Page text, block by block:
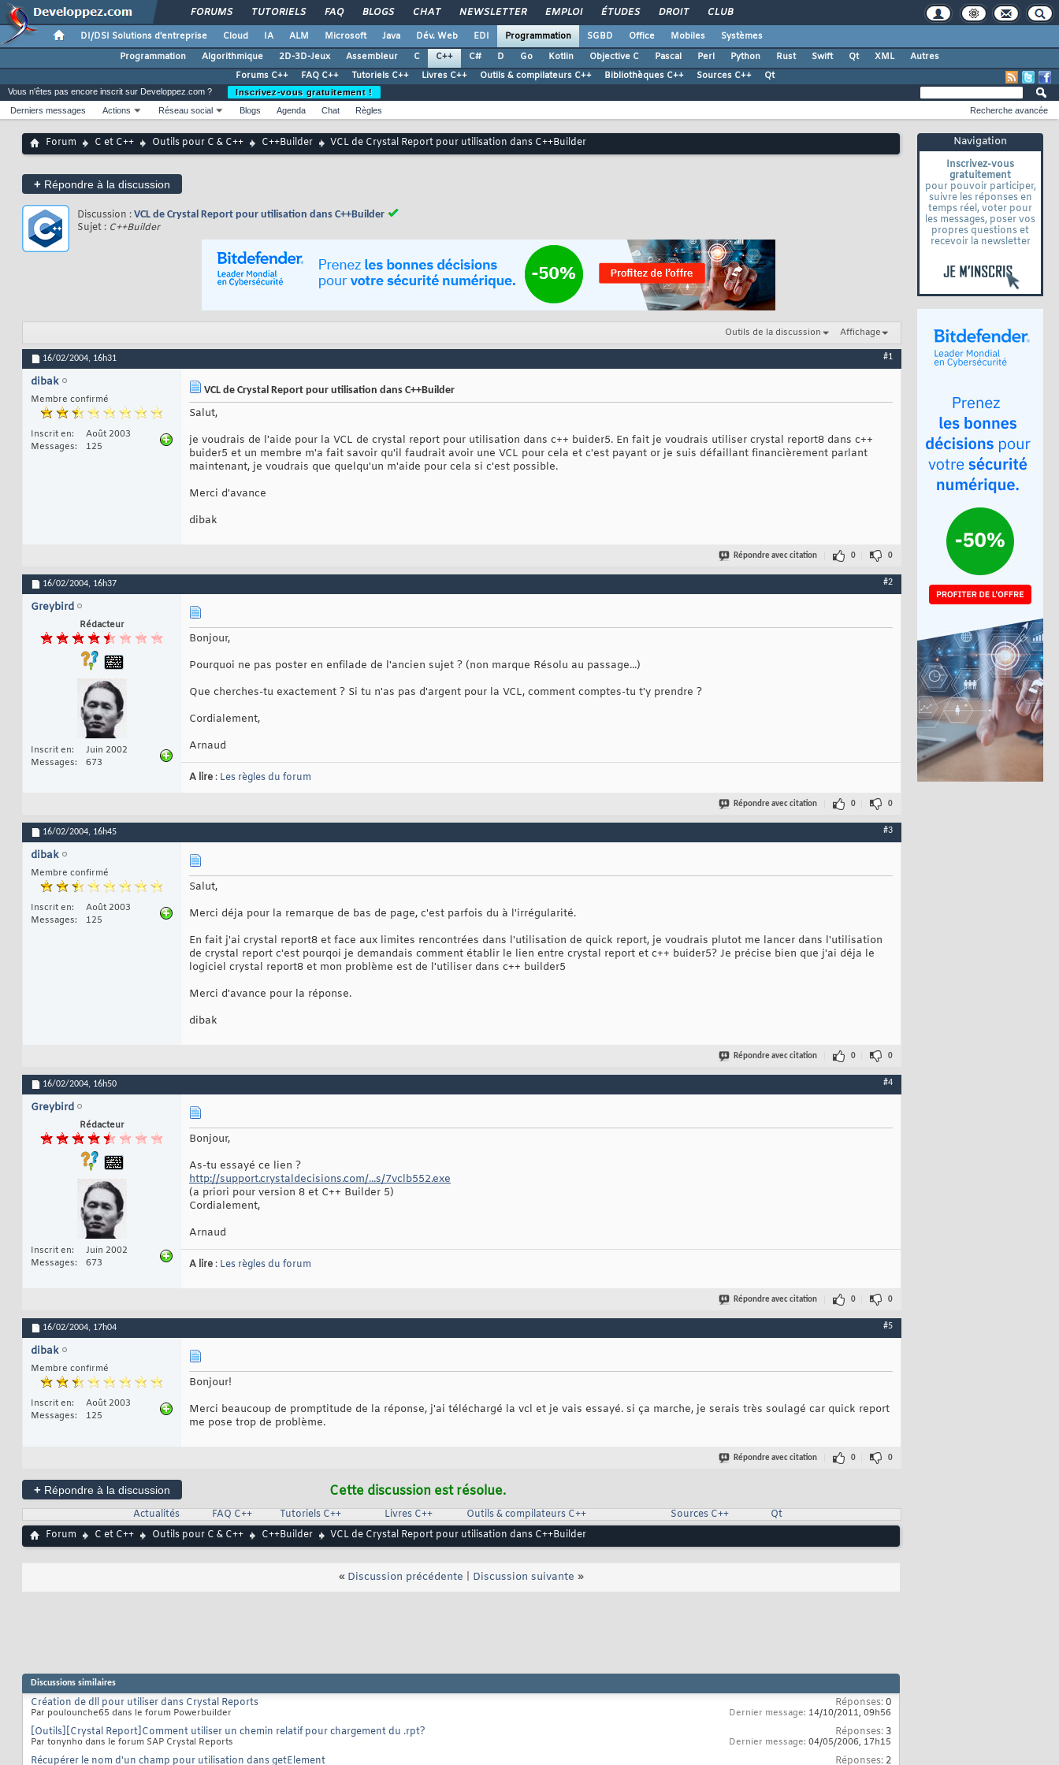
FORUMS TUTORIELS FAQ BLOGS CHAT NEWSLETTER EMPLOI ÉTUDES DROIT CLUB
DI/DSI Solutions d'entreprise Cloud IA ALM Microsoft Java Dév. Web EDI Programmation SGBD Office Mobiles
Systèmes
Programmation
Algorithmique 2D-3D-Jeux Assembleur C C++ C# D Go Kotlin Objective C Pascal Perl Python Rust Swift Qt XML
Autres
Forums C++
FAQ C++ Tutoriels C++ Livres C++ Outils & compilateurs C++ Bibliothèques C++ Sources C++ Qt
Navigation
Inscrivez-vous
gratuitement
pour pouvoir participer,
suivre les réponses en
temps réel, voter pour
les messages, poser vos
propres questions et
recevoir la newsletter
Vous n'êtes pas encore inscrit sur Developpez.com ?
Inscrivez-vous gratuitement !
Derniers messages
Actions Réseau social Blogs Agenda Chat Règles Recherche avancée
Forum C et C++ Outils pour C & C++ C++Builder VCL de Crystal Report pour utilisation dans C++Builder
+ Répondre à la discussion
Discussion : VCL de Crystal Report pour utilisation dans C++Builder
Sujet : C++Builder
Outils de la discussion Affichage
16/02/2004, 16h31 #1
dibak
Membre confirmé
Inscrit en
Août 2003
Messages
125
VCL de Crystal Report pour utilisation dans C++Builder
Salut,
je voudrais de l'aide pour la VCL de crystal report pour utilisation dans c++ buider5. En fait je voudrais utiliser crystal report8 dans c++
buider5 et un membre m'a fait savoir qu'il faudrait avoir une VCL pour cela et c'est payant or je suis défaillant financièrement parlant
maintenant, je voudrais que quelqu'un m'aide pour cela si c'est possible.
Merci d'avance
dibak
Répondre avec citation 0 0
16/02/2004, 16h37 #2
Greybird
Rédacteur
Inscrit en
Juin 2002
Messages
673
Bonjour,
Pourquoi ne pas poster en enfilade de l'ancien sujet ? (non marque Résolu au passage...)
Que cherches-tu exactement ? Si tu n'as pas d'argent pour la VCL, comment comptes-tu t'y prendre ?
Cordialement,
Arnaud
A lire : Les règles du forum
Répondre avec citation 0 0
16/02/2004, 16h45 #3
dibak
Membre confirmé
Inscrit en
Août 2003
Messages
125
Salut,
Merci déja pour la remarque de bas de page, c'est parfois du à l'irrégularité.
En fait j'ai crystal report8 et face aux limites rencontrées dans l'utilisation de quick report, je voudrais plutot me lancer dans l'utilisation
de crystal report c'est pourqoi je demandais comment établir le lien entre crystal report et c++ buider5? Je précise bien que j'ai déja le
logiciel crystal report8 et mon problème est de l'utiliser dans c++ builder5
Merci d'avance pour la réponse.
dibak
Répondre avec citation 0 0
16/02/2004, 16h50 #4
Greybird
Rédacteur
Inscrit en
Juin 2002
Messages
673
Bonjour,
As-tu essayé ce lien ?
http://support.crystaldecisions.com/...s/7vclb552.exe
(a priori pour version 8 et C++ Builder 5)
Cordialement,
Arnaud
A lire : Les règles du forum
Répondre avec citation 0 0
16/02/2004, 17h04 #5
dibak
Membre confirmé
Inscrit en
Août 2003
Messages
125
Bonjour!
Merci beaucoup de promptitude de la réponse, j'ai téléchargé la vcl et je vais essayé. si ça marche, je serais très soulagé car quick report
me pose trop de problème.
Répondre avec citation 0 0
+ Répondre à la discussion Cette discussion est résolue.
Actualités FAQ C++ Tutoriels C++ Livres C++ Outils & compilateurs C++ Sources C++
Qt
Forum
C et C++ Outils pour C & C++ C++Builder VCL de Crystal Report pour utilisation dans C++Builder
« Discussion précédente Discussion suivante »
Discussions similaires
Création de dll pour utiliser dans Crystal Reports
Par poulounche65 dans le forum Powerbuilder
Réponses:0
Dernier message: 14/10/2011, 09h56
[Outils][Crystal Report]Comment utiliser un chemin relatif pour chargement du .rpt?
Par tonynho dans le forum SAP Crystal Reports
Réponses: 3
Dernier message: 04/05/2006, 17h15
Récupérer le nom d'un champ pour utilisation dans getElement Réponses: 2